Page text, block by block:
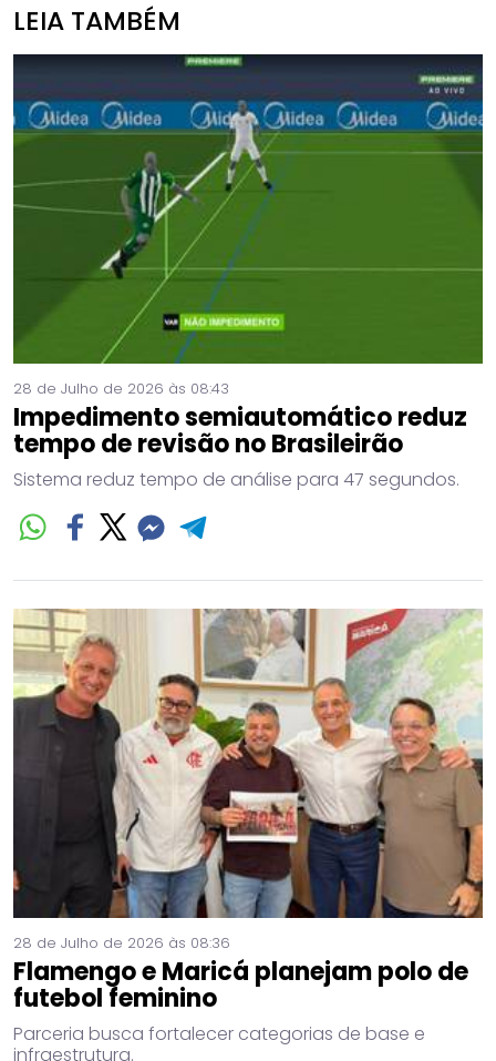
LEIA TAMBÉM
28 de Julho de 2026 às 08:43
Impedimento semiautomático reduz
tempo de revisão no Brasileirão
Sistema reduz tempo de análise para 47 segundos.
28 de Julho de 2026 às 08:36
Flamengo e Maricá planejam polo de
futebol feminino
Parceria busca fortalecer categorias de base e
infraestrutura.